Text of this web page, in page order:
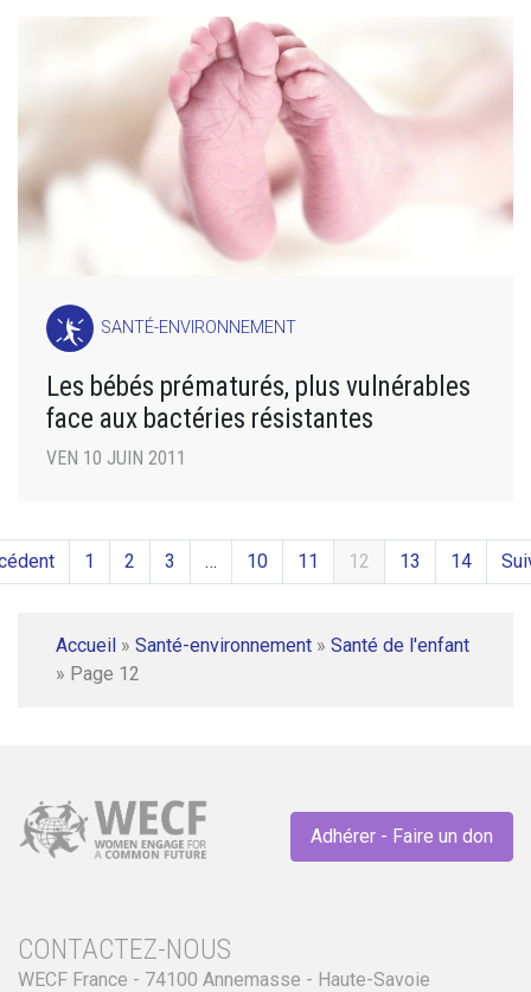
SANTÉ-ENVIRONNEMENT
Les bébés prématurés, plus vulnérables
face aux bactéries résistantes
VEN 10 JUIN 2011
1 2 3 … 10 11 12 13 14
Accueil » Santé-environnement » Santé de l'enfant
» Page 12
Adhérer - Faire un don
CONTACTEZ-NOUS
WECF France - 74100 Annemasse - Haute-Savoie